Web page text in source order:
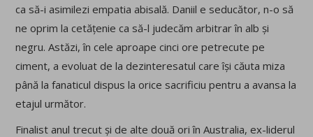
ca să-i asimilezi empatia abisală. Daniil e seducător, n-o să
ne oprim la cetățenie ca să-l judecăm arbitrar în alb și
negru. Astăzi, în cele aproape cinci ore petrecute pe
ciment, a evoluat de la dezinteresatul care își căuta miza
până la fanaticul dispus la orice sacrificiu pentru a avansa la
etajul următor.
Finalist anul trecut și de alte două ori în Australia, ex-liderul